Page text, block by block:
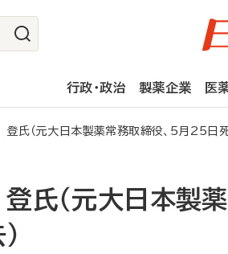
行政・政治 製薬企業 医
氏（元大日本製薬常務取締役、5月25日死
氏（元大日本製